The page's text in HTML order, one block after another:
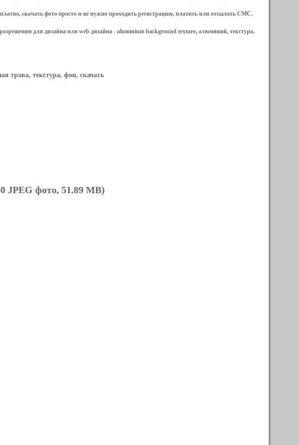
, скачать фото просто и не нужно проходить регистрацию, платить или отсылать СМС.
для дизайна или web дизайна - aluminium background texture, алюминий, текстура,
трава, текстура, фон, скачать
JPEG фото, 51.89 MB)